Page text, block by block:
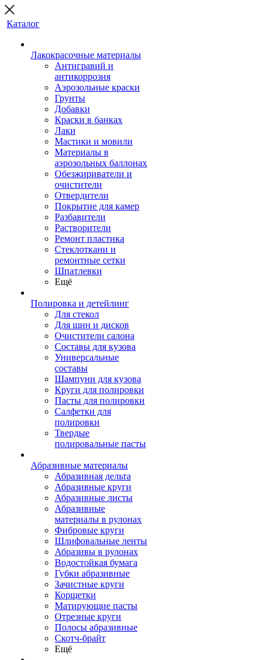
Каталог
Лакокрасочные материалы
Антигравий и
антикоррозия
Аэрозольные краски
Грунты
Добавки
Краски в банках
Лаки
Мастики и мовили
Материалы в
аэрозольных баллонах
Обезжириватели и
очистители
Отвердители
Покрытие для камер
Разбавители
Растворители
Ремонт пластика
Стеклоткани и
ремонтные сетки
Шпатлевки
Ещё
Полировка и детейлинг
Для стекол
Для шин и дисков
Очистители салона
Составы для кузова
Универсальные
составы
Шампуни для кузова
Круги для полировки
Пасты для полировки
Салфетки для
полировки
Твердые
полировальные пасты
Абразивные материалы
Абразивная дельта
Абразивные круги
Абразивные листы
Абразивные
материалы в рулонах
Фибровые круги
Шлифовальные ленты
Абразивы в рулонах
Водостойкая бумага
Губки абразивные
Зачистные круги
Корщетки
Матирующие пасты
Отрезные круги
Полосы абразивные
Скотч-брайт
Ещё